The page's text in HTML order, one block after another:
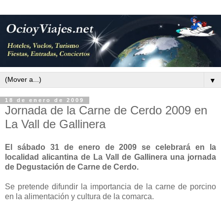
▼
18 de enero de 2009
Jornada de la Carne de Cerdo 2009 en
La Vall de Gallinera
El sábado 31 de enero de 2009 se celebrará en la
localidad alicantina de La Vall de Gallinera una jornada
de Degustación de Carne de Cerdo.
Se pretende difundir la importancia de la carne de porcino
en la alimentación y cultura de la comarca.